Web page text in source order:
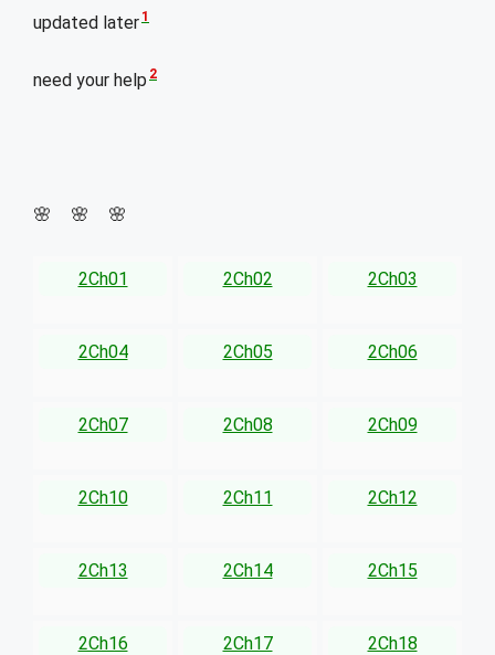
updated later 1
need your help 2
🌸 🌸 🌸
2Ch01 2Ch02 2Ch03
2Ch04 2Ch05 2Ch06
2Ch07 2Ch08 2Ch09
2Ch10 2Ch11 2Ch12
2Ch13 2Ch14 2Ch15
2Ch16 2Ch17 2Ch18